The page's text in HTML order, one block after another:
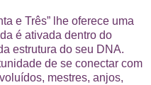
e Três” lhe oferece uma
é ativada dentro do
estrutura do seu DNA.
de se conectar com
mestres, anjos,